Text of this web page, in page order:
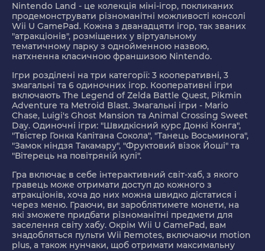
Nintendo Land - це колекція міні-ігор, покликаних
продемонструвати різноманітні можливості консолі
Wii U GamePad. Кожна з дванадцяти ігор, так званих
"атракціонів", розміщених у віртуальному
тематичному парку з однойменною назвою,
натхненна класичною франшизою Nintendo.
Ігри розділені на три категорії: 3 кооперативні, 3
змагальні та 6 одиночних ігор. Кооперативні ігри
включають The Legend of Zelda Battle Quest, Pikmin
Adventure та Metroid Blast. Змагальні ігри - Mario
Chase, Luigi's Ghost Mansion та Animal Crossing Sweet
Day. Одиночні ігри: "Швидкісний курс Донкі Конга",
"Твістер Гонка Капітана Сокола", "Танець Восьминога",
"Замок ніндзя Такамару", "Фруктовий візок Йоші" та
"Вітерець на повітряній кулі".
Гра включає в себе інтерактивний світ-хаб, з якого
гравець може отримати доступ до кожного з
атракціонів, хоча до них можна швидко дістатися і
через меню. Граючи, ви зароблятимете монети, на
які зможете придбати різноманітні предмети для
заселення світу хабу. Окрім Wii U GamePad, вам
знадобляться пульти Wii Remotes, включаючи motion
plus, а також нунчаки, щоб отримати максимальну